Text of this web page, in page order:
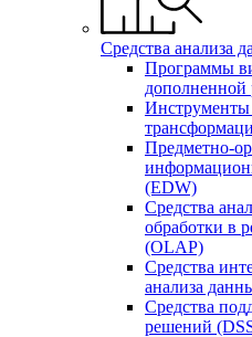
Средства анализа
Программы
дополненной
Инструменты
Предметно-
(EDW)
Средства
обработки в
(OLAP)
Средства
анализа
Средства
решений